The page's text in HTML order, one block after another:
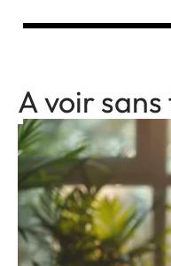
A voir